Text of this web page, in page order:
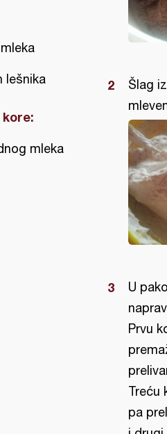
lešnika
mleka
Šlag
U
Prvu
Treću
pa